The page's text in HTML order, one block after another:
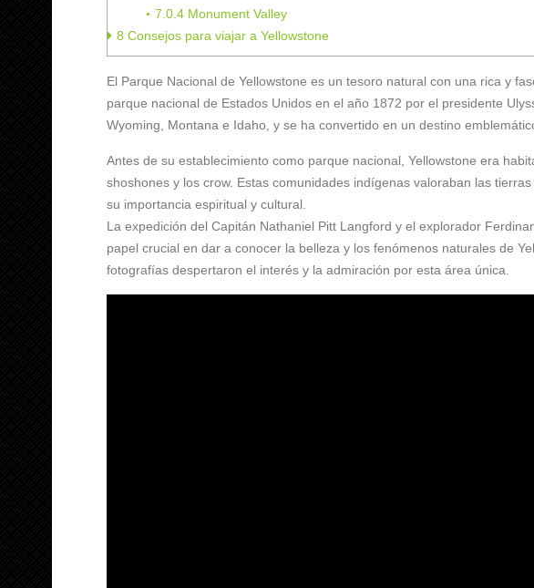
7.0.4 Monument Valley
8 Consejos para viajar a Yellowstone
El Parque Nacional de Yellowstone es un tesoro natural con una rica y
parque nacional de Estados Unidos en el año 1872 por el presidente
Wyoming, Montana e Idaho, y se ha convertido en un destino
Antes de su establecimiento como parque nacional, Yellowstone era
shoshones y los crow. Estas comunidades indígenas valoraban las
su importancia espiritual y cultural.
La expedición del Capitán Nathaniel Pitt Langford y el explorador
papel crucial en dar a conocer la belleza y los fenómenos naturales de
fotografías despertaron el interés y la admiración por esta área única.